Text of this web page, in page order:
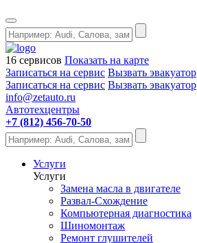
16 сервисов Показать на карте
Записаться на сервис Вызвать эвакуатор
Записаться на сервис Вызвать эвакуатор
info@zetauto.ru
Автотехцентры
+7 (812) 456-70-50
Услуги
Услуги
Замена масла в двигателе
Развал-Схождение
Компьютерная диагностика
Шиномонтаж
Ремонт глушителей